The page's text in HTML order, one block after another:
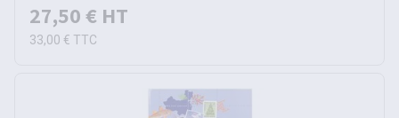
27,50 € HT
33,00 € TTC